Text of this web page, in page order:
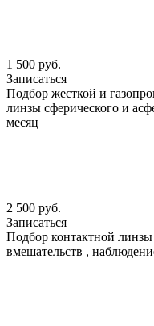
1 500 руб.
Записаться
Подбор жесткой и
линзы сферического и
месяц
2 500 руб.
Записаться
Подбор контактной
вмешательств ,